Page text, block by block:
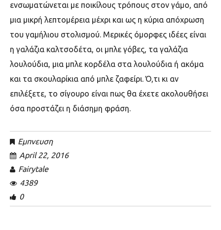
ενσωματώνεται με ποικίλους τρόπους στον γάμο, από
μια μικρή λεπτομέρεια μέχρι και ως η κύρια απόχρωση
του γαμήλιου στολισμού. Μερικές όμορφες ιδέες είναι
η γαλάζια καλτσοδέτα, οι μπλε γόβες, τα γαλάζια
λουλούδια, μια μπλε κορδέλα στα λουλούδια ή ακόμα
και τα σκουλαρίκια από μπλε ζαφείρι. Ό,τι κι αν
επιλέξετε, το σίγουρο είναι πως θα έχετε ακολουθήσει
όσα προστάζει η διάσημη φράση.
Εμπνευση
April 22, 2016
Fairytale
4389
0